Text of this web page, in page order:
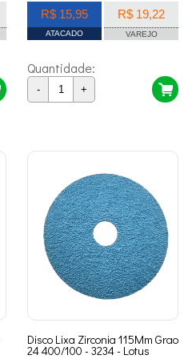
R$ 15,95
ATACADO
R$ 19,22
VAREJO
Quantidade:
- +
Disco Lixa Zirconia 115Mm Grao
24 400/100 - 3234 - Lotus